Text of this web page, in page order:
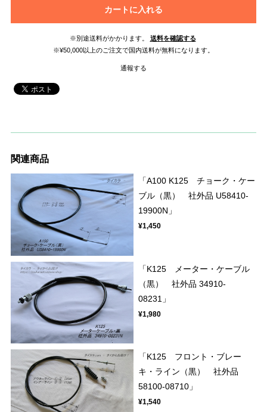
カートに入れる
※別途送料がかかります。
送料を確認する
※¥50,000以上のご注文で国内送料が無料になります。
通報する
関連商品
「A100 K125 チョーク・ケー
ブル（黒） 社外品 U58410-
19900N」
¥1,450
「K125 メーター・ケーブル
（黒） 社外品 34910-
08231」
¥1,980
「K125 フロント・ブレー
キ・ライン（黒） 社外品
58100-08710」
¥1,540